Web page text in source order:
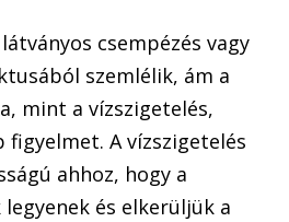
csempézés vagy
szemlélik, ám a
mint a vízszigetelés,
figyelmet. A vízszigetelés
ahhoz, hogy a
és elkerüljük a